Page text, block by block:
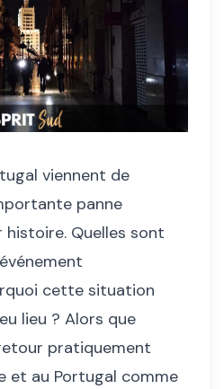
viennent de
panne
histoire. Quelles sont
cette situation
lieu ? Alors que
pratiquement
et au Portugal comme